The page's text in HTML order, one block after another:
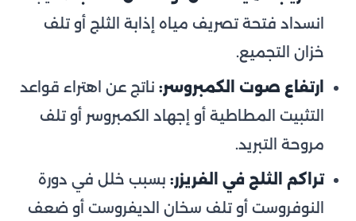
انسداد فتحة تصريف مياه إذابة الثلج أو تلف
خزان التجميع.
ارتفاع صوت الكمبروسر: ناتج عن اهتراء قواعد
التثبيت المطاطية أو إجهاد الكمبروسر أو تلف
مروحة التبريد.
تراكم الثلج في الفريزر: بسبب خلل في دورة
النوفروست أو تلف سخان الديفروست أو ضعف